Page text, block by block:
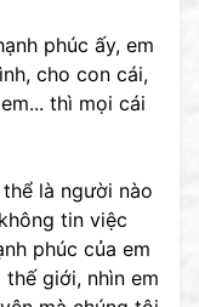
phúc ấy, em
cho con cái,
thì mọi cái
là người nào
tin việc
phúc của em
giới, nhìn em